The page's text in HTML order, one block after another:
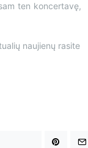
ten koncertavę,
naujienų rasite